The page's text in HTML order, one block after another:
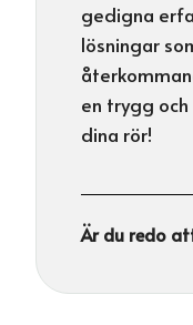
gedigna
lösningar
en trygg
dina rör!
Är du redo